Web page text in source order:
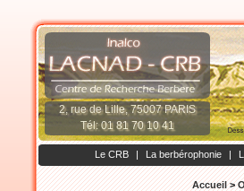
2, rue de Lille, 75007 PARIS
Tél: 01 81 70 10 41
Le CRB | La berbérophonie |
Accueil>